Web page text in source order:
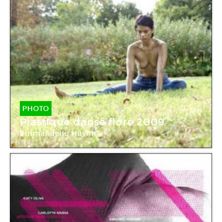
PHOTO
Plastique danse flore 2009
Emmanuelle Huynh